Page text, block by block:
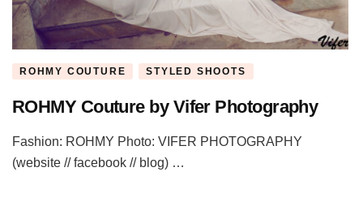
ROHMY COUTURE STYLED SHOOTS
ROHMY Couture by Vifer Photography
Fashion: ROHMY Photo: VIFER PHOTOGRAPHY
(website // facebook // blog) …